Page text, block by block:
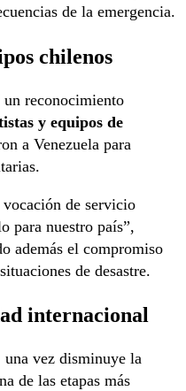
de la emergencia.
chilenos
reconocimiento
y equipos de
a Venezuela para
de servicio
para nuestro país”,
además el compromiso
de desastre.
internacional
vez disminuye la
de las etapas más